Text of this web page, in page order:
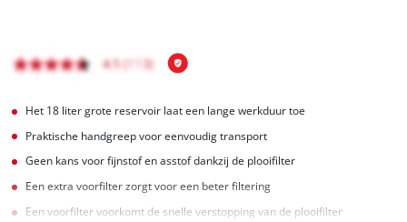
Het 18 liter grote reservoir laat een lange werkduur toe
Praktische handgreep voor eenvoudig transport
Geen kans voor fijnstof en asstof dankzij de plooifilter
Een extra voorfilter zorgt voor een beter filtering
Een voorfilter voorkomt de snelle verstopping van de plooifilter